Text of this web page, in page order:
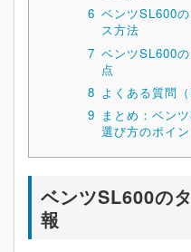
6 ベンツSL600
ス方法
7 ベンツSL600
点
8 よくある質問（
9 まとめ：ベン
選び方のポイン
ベンツSL600の
報